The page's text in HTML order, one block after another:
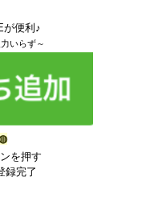
が便利♪
いらず～
を押す
完了